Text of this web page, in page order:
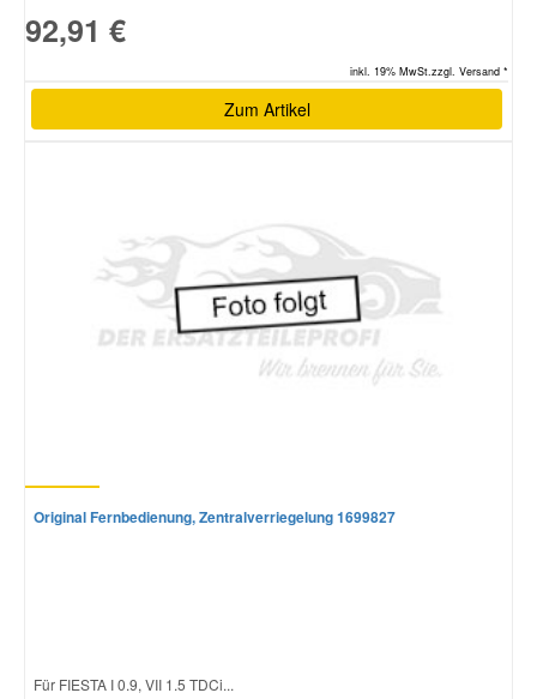
92,91 €
inkl. 19% MwSt.zzgl. Versand *
Zum Artikel
Original Fernbedienung, Zentralverriegelung 1699827
Für FIESTA I 0.9, VII 1.5 TDCi...